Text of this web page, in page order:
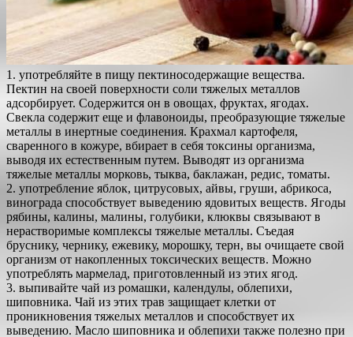
1. употребляйте в пищу пектиносодержащие вещества.
Пектин на своей поверхности соли тяжелых металлов
адсорбирует. Содержится он в овощах, фруктах, ягодах.
Свекла содержит еще и флавоноиды, преобразующие тяжелые
металлы в инертные соединения. Крахмал картофеля,
сваренного в кожуре, вбирает в себя токсины организма,
выводя их естественным путем. Выводят из организма
тяжелые металлы морковь, тыква, баклажан, редис, томаты.
2. употребление яблок, цитрусовых, айвы, груши, абрикоса,
винограда способствует выведению ядовитых веществ. Ягоды
рябины, калины, малины, голубики, клюквы связывают в
нерастворимые комплексы тяжелые металлы. Съедая
бруснику, чернику, ежевику, морошку, терн, вы очищаете свой
организм от накопленных токсических веществ. Можно
употреблять мармелад, приготовленный из этих ягод.
3. выпивайте чай из ромашки, календулы, облепихи,
шиповника. Чай из этих трав защищает клетки от
проникновения тяжелых металлов и способствует их
выведению. Масло шиповника и облепихи также полезно при